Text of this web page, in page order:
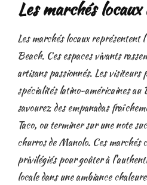
Les marchés
Les marchés locaux
Beach. Ces espaces vivants
artisans passionnés. Les visiteurs
spécialités latino-américaines
savourez des empanadas
Taco, ou terminer sur une note
churros de Manolo. Ces marchés
privilégiés pour goûter à
locale dans une ambiance